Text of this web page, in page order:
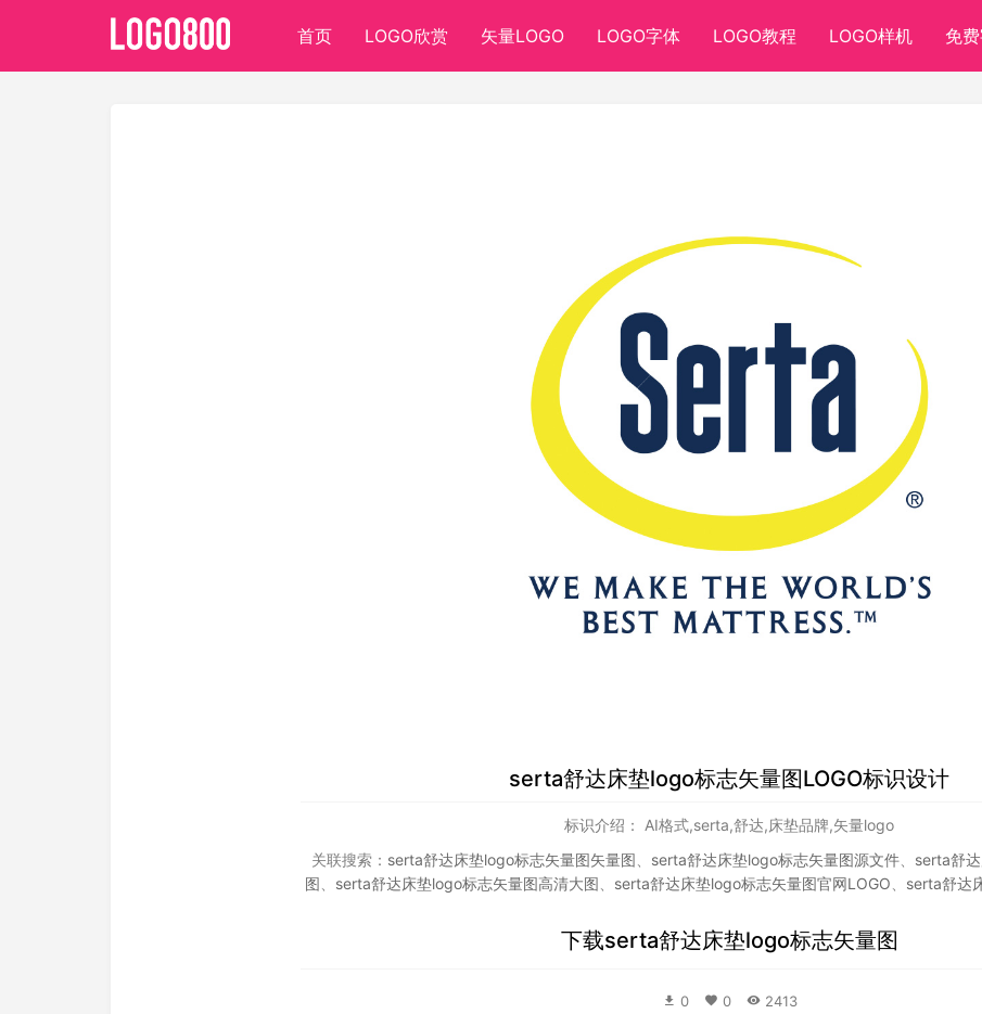
首页 LOGO欣赏 矢量LOGO LOGO字体 LOGO教程 LOGO样机 免
serta舒达床垫logo标志矢量图LOGO标识设计
标识介绍： AI格式,serta,舒达,床垫品牌,矢量logo
关联搜索： serta舒达床垫logo标志矢量图矢量图 serta舒达床垫logo标志矢量图源文件、 serta舒
图
serta舒达床垫logo标志矢量图高清大图 serta舒达床垫logo标志矢量图官网LOGO serta舒达
下载serta舒达床垫logo标志矢量图
0 0 2413